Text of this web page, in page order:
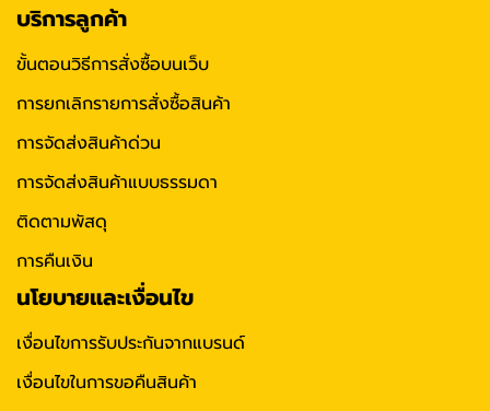
บริการลูกค้า
ขั้นตอนวิธีการสั่งซื้อบนเว็บ
การยกเลิกรายการสั่งซื้อสินค้า
การจัดส่งสินค้าด่วน
การจัดส่งสินค้าแบบธรรมดา
ติดตามพัสดุ
การคืนเงิน
นโยบายและเงื่อนไข
เงื่อนไขการรับประกันจากแบรนด์
เงื่อนไขในการขอคืนสินค้า